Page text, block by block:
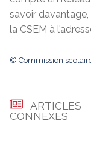
savoir
la CSEM à
© Commission
ARTICLES
CONNEXES